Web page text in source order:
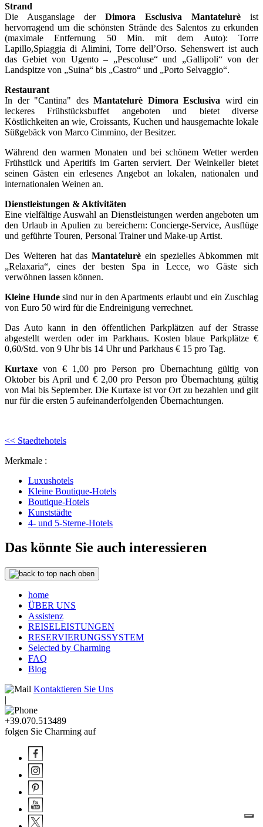
Strand
Die Ausganslage der Dimora Esclusiva Mantatelurè ist
hervorragend um die schönsten Strände des Salentos zu erkunden
(maximale Entfernung 50 Min. mit dem Auto): Torre
Lapillo,Spiaggia di Alimini, Torre dell’Orso. Sehenswert ist auch
das Gebiet von Ugento – „Pescoluse“ und „Gallipoli“ von der
Landspitze von „Suina“ bis „Castro“ und „Porto Selvaggio“.
Restaurant
In der "Cantina" des Mantatelurè Dimora Esclusiva wird ein
leckeres Frühstücksbuffet angeboten und bietet diverse
Köstlichkeiten an wie, Croissants, Kuchen und hausgemachte lokale
Süßgebäck von Marco Cimmino, der Besitzer.
Während den warmen Monaten und bei schönem Wetter werden
Frühstück und Aperitifs im Garten serviert. Der Weinkeller bietet
seinen Gästen ein erlesenes Angebot an lokalen, nationalen und
internationalen Weinen an.
Dienstleistungen & Aktivitäten
Eine vielfältige Auswahl an Dienstleistungen werden angeboten um
den Urlaub in Apulien zu bereichern: Concierge-Service, Ausflüge
und geführte Touren, Personal Trainer und Make-up Artist.
Des Weiteren hat das Mantatelurè ein spezielles Abkommen mit
„Relaxaria“, eines der besten Spa in Lecce, wo Gäste sich
verwöhnen lassen können.
Kleine Hundesind nur in den Apartments erlaubt und ein Zuschlag
von Euro 50 wird für die Endreinigung verrechnet.
Das Auto kann in den öffentlichen Parkplätzen auf der Strasse
abgestellt werden oder im Parkhaus. Kosten blaue Parkplätze €
0,60/Std. von 9 Uhr bis 14 Uhr und Parkhaus € 15 pro Tag.
Kurtaxe von € 1,00 pro Person pro Übernachtung gültig von
Oktober bis April und € 2,00 pro Person pro Übernachtung gültig
von Mai bis September. Die Kurtaxe ist vor Ort zu bezahlen und gilt
nur für die ersten 5 aufeinanderfolgenden Übernachtungen.
<< Staedtehotels
Merkmale :
Luxushotels
Kleine Boutique-Hotels
Boutique-Hotels
Kunststädte
4- und 5-Sterne-Hotels
Das könnte Sie auch interessieren
nach oben
home
ÜBER UNS
Assistenz
REISELEISTUNGEN
RESERVIERUNGSSYSTEM
Selected by Charming
FAQ
Blog
Kontaktieren Sie Uns
|
+39.070.513489
folgen Sie Charming auf